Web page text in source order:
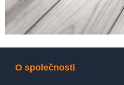
O společnosti